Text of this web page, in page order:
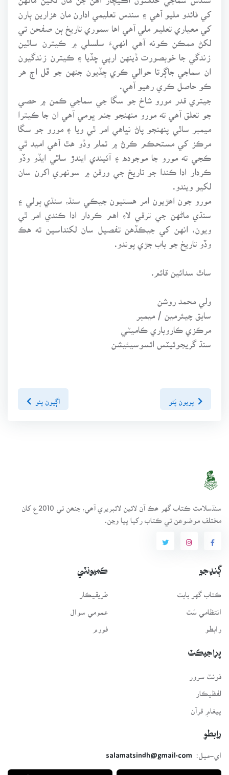
کي فائدو مليو آهي ۽ سندس تعليمي ادارن مان هزارين ٻارن
کي معياري تعليم ملي آهي اها سموري تاريخ ٻن صفحن تي
لکڻ ممڪن ڪونه آهي انهيءَ سلسلي ۾ ڪيترن ساٿين
زندگي جا خوبصورت ڏينهن ارپي ڇڏيا ۽ ڪيترن زندگيون
ان سماجي جاڳرتا حوالي ڪري ڇڏيون جنهن جو ڦل اڄ هر
ڪو حاصل ڪري رهيو آهي.
جيتري قدر مورو شاخ جو سگا جي سماجي ڪمن ۾ حصي
جو تعلق آهي ته مورو منهنجو جنم ڀومي آهي ان جا ڪيترا
ميمبر ساٿي پنهنجو پاڻ نڀاهي امر ٿي ويا ۽ مورو جو سگا
مرڪز کي مستحڪم ڪرڻ ۾ تمام وڏو هٿ آهي اميد ٿي
ڪجي ته مورو جا موجوده ۽ آئيندي ايندڙ ساٿي ايڏو وڏو
ڪردار ادا ڪندا جو تاريخ جي ورقن ۾ سونهري اکرن سان
لکيو ويندو.
مورو جون اهڙيون امر هستيون جيڪي سنڌ، سنڌي ٻولي ۽
سنڌي ماڻهن جي ترقي لاءِ اهم ڪردار ادا ڪندي امر ٿي
ويون، انهن کي جيڪڏهن تفصيل سان لکنداسين ته هڪ
وڏو تاريخ جو باب جڙي پوندو.
ساٿ سدائين قائم.
ولي محمد روشن
سابق چيئرمين / ميمبر
مرڪزي ڪاروباري ڪاميٽي
سنڌ گريجوئيٽس ائسوسيئيشن
پويون پَنو اڳيون پنو
سنڌسلامت ڪتاب گهر ھڪ آن لائين لائبريري آھي، جنھن تي 2010ع کان
مختلف موضوعن تي ڪتاب رکيا پيا وڃن.
ڳنڍجو
ڪتاب گهر بابت
انتظامي سَٿ
رابطو
ڪميونٽي
طريقيڪار
عمومي سوال
فورم
پراجيڪٽ
لفظيڪار
پيغامِ قرآن
رابطو
اي-ميل:
salamatsindh@gmail.com